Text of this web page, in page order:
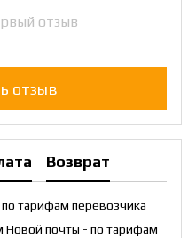
отзыв
отзыв
Возврат
тарифам перевозчика
Новой почты - по тарифам